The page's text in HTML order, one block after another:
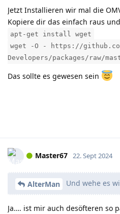
Jetzt Installieren wir mal die
Kopiere dir das einfach raus
apt-get install wget
wget -O - https://
Developers/packages/raw/
Das sollte es gewesen sein
Master67 22. Sept 2024
AlterMan Und wehe es
Ja…. ist mir auch desöfteren so